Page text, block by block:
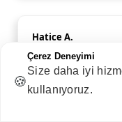
Hatice A.
Selay Cleaner ile
tanıştım ve
🍪
Çerez Deneyimi
Size daha iyi
kullanıyoruz.